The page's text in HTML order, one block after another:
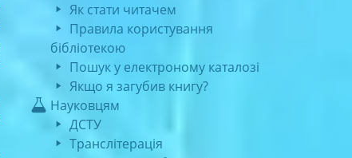
Як стати читачем
Правила користування
бібліотекою
Пошук у електроному каталозі
Якщо я загубив книгу?
Науковцям
ДСТУ
Транслітерація